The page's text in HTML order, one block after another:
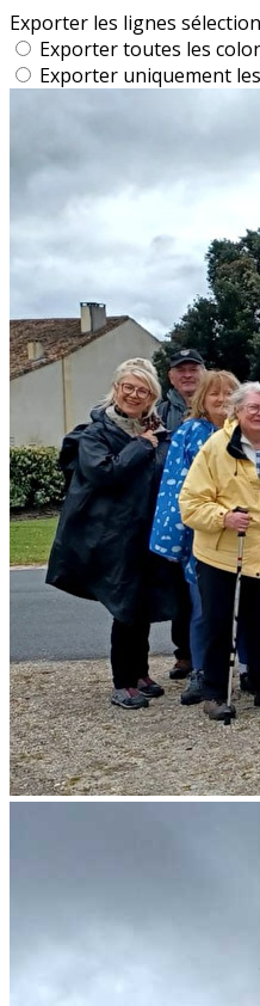
Exporter les lignes
Exporter toutes les
Exporter uniquement